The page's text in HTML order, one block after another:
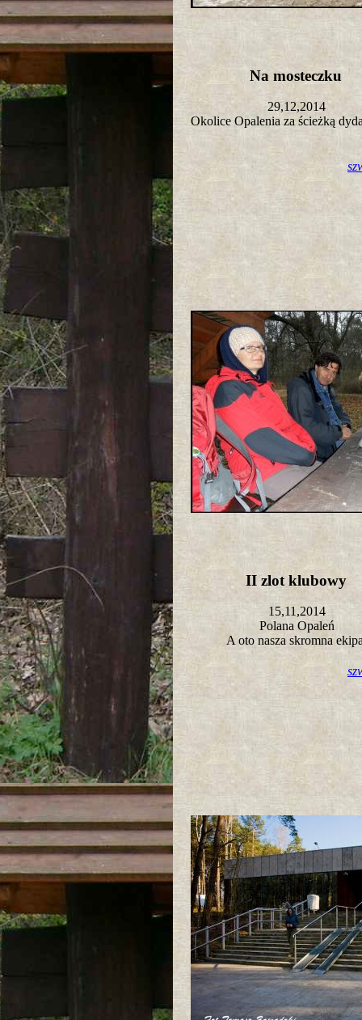
Na mosteczku
29,12,2014
Okolice Opalenia za ścieżką
II zlot klubowy
15,11,2014
Polana Opaleń
A oto nasza skromna